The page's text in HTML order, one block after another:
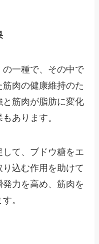
の一種で、その中で
肉の健康維持のた
筋肉が脂肪に変化
あります。
て、ブドウ糖をエ
込む作用を助けて
力を高め、筋肉を
。